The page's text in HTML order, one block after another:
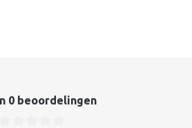
0 beoordelingen